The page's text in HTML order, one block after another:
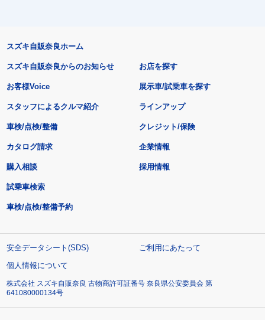
スズキ自販奈良ホーム
スズキ自販奈良からのお知らせ
お客様Voice
スタッフによるクルマ紹介
お店を探す
展示車/試乗車を探す
ラインアップ
車検/点検/整備 クレジット/保険
カタログ請求
購入相談
試乗車検索
車検/点検/整備予約
企業情報
採用情報
安全データシート(SDS)
ご利用にあたって
個人情報について
株式会社 スズキ自販奈良 古物商許可証番号 奈良県公安委員会 第
641080000134号